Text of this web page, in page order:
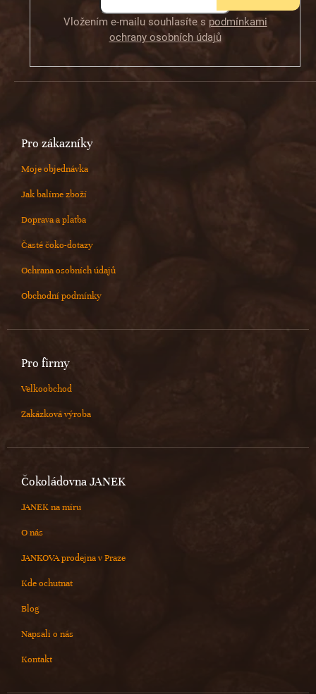
Vložením e-mailu souhlasíte s podmínkami
ochrany osobních údajů
Pro zákazníky
Moje objednávka
Jak balíme zboží
Doprava a platba
Časté čoko-dotazy
Ochrana osobních údajů
Obchodní podmínky
Pro firmy
Velkoobchod
Zakázková výroba
Čokoládovna JANEK
JANEK na míru
O nás
JANKOVA prodejna v Praze
Kde ochutnat
Blog
Napsali o nás
Kontakt